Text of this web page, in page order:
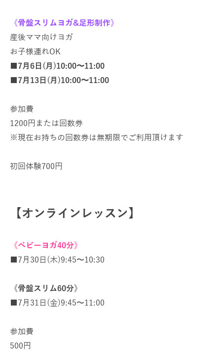
《骨盤スリムヨガ&足形制作》
産後ママ向けヨガ
お子様連れOK
■7月6日(月)10:00〜11:00
■7月13日(月)10:00〜11:00
参加費
1200円または回数券
※現在お持ちの回数券は無期限でご利用頂けます
初回体験700円
【オンラインレッスン】
《ベビーヨガ40分》
■7月30日(木)9:45〜10:30
《骨盤スリム60分》
■7月31日(金)9:45〜11:00
参加費
500円